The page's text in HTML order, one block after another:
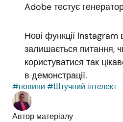
Adobe тестує
Нові функції
залишається питання,
користуватися так
в демонстрації.
#новини #Штучний інтелект
Автор матеріалу